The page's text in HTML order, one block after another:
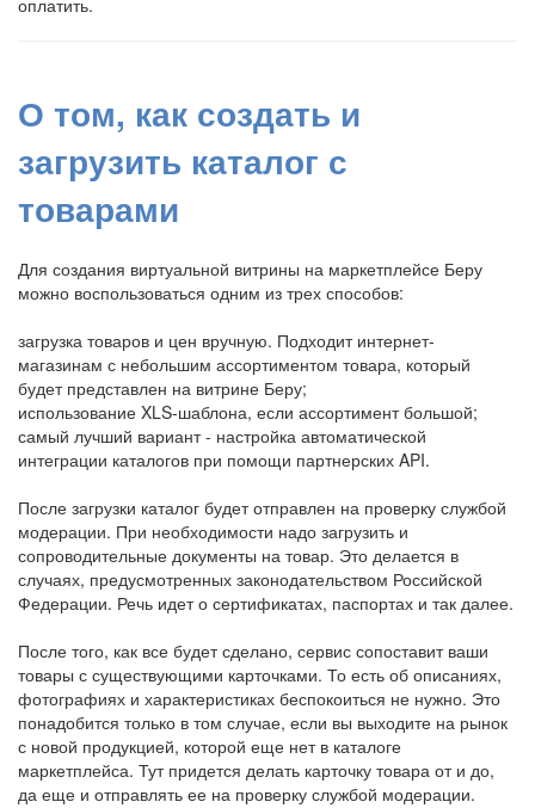
оплатить.
О том, как создать и
загрузить каталог с
товарами
Для создания виртуальной витрины на маркетплейсе Беру
можно воспользоваться одним из трех способов:
загрузка товаров и цен вручную. Подходит интернет-
магазинам с небольшим ассортиментом товара, который
будет представлен на витрине Беру;
использование XLS-шаблона, если ассортимент большой;
самый лучший вариант - настройка автоматической
интеграции каталогов при помощи партнерских API.
После загрузки каталог будет отправлен на проверку службой
модерации. При необходимости надо загрузить и
сопроводительные документы на товар. Это делается в
случаях, предусмотренных законодательством Российской
Федерации. Речь идет о сертификатах, паспортах и так далее.
После того, как все будет сделано, сервис сопоставит ваши
товары с существующими карточками. То есть об описаниях,
фотографиях и характеристиках беспокоиться не нужно. Это
понадобится только в том случае, если вы выходите на рынок
с новой продукцией, которой еще нет в каталоге
маркетплейса. Тут придется делать карточку товара от и до,
да еще и отправлять ее на проверку службой модерации.